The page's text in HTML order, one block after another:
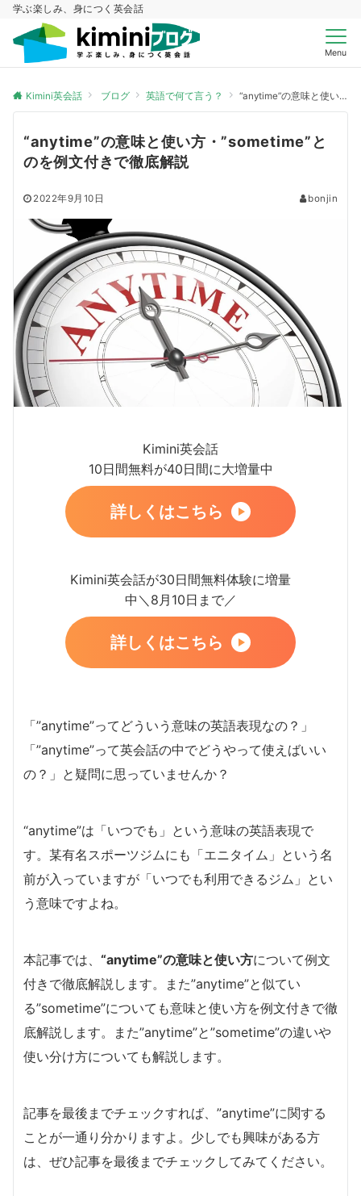
学ぶ楽しみ、身につく英会話
Menu
Kimini英会話 ブログ 英語で何て言う？ “anytime”の意味と使い方・”sometime”とのを例文付きで徹底解説
“anytime”の意味と使い方・”sometime”と
のを例文付きで徹底解説
2022年9月10日 bonjin
Kimini英会話
10日間無料が40日間に大増量中
詳しくはこちら
Kimini英会話が30日間無料体験に増量
中＼8月10日まで／
詳しくはこちら
「”anytime”ってどういう意味の英語表現なの？」
「”anytime”って英会話の中でどうやって使えばいい
の？」と疑問に思っていませんか？
“anytime”は「いつでも」という意味の英語表現で
す。某有名スポーツジムにも「エニタイム」という名
前が入っていますが「いつでも利用できるジム」とい
う意味ですよね。
本記事では、 “anytime”の意味と使い方について例文
付きで徹底解説します。また”anytime”と似てい
る”sometime”についても意味と使い方を例文付きで徹
底解説します。また”anytime”と”sometime”の違いや
使い分け方についても解説します。
記事を最後までチェックすれば、”anytime”に関する
ことが一通り分かりますよ。少しでも興味がある方
は、ぜひ記事を最後までチェックしてみてください。